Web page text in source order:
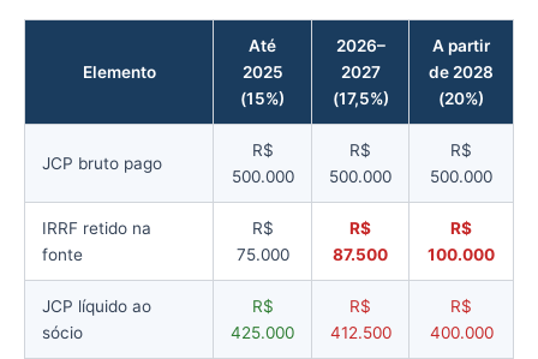
Elemento
Até
2025
(15%)
2026–
2027
(17,5%)
A partir
de 2028
(20%)
JCP bruto pago
R$
500.000
R$
500.000
R$
500.000
IRRF retido na
fonte
R$
75.000
R$
87.500
R$
100.000
JCP líquido ao
sócio
R$
425.000
R$
412.500
R$
400.000